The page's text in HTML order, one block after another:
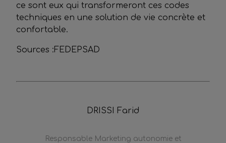
ce sont eux qui transformeront ces codes
techniques en une solution de vie concrète et
confortable.
Sources :FEDEPSAD
DRISSI Farid
Responsable Marketing autonomie et